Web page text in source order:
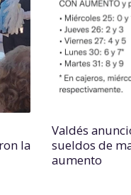
la
Valdés
sueldos de
aumento